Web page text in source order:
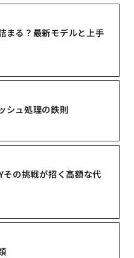
まる？最新モデルと上手
シュ処理の鉄則
の挑戦が招く高額な代